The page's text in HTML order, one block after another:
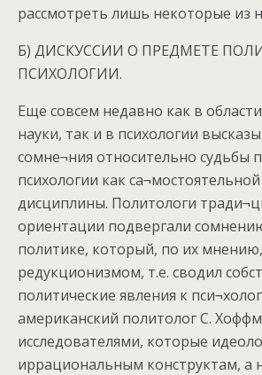
рассмотреть лишь некоторые из
Б) ДИСКУССИИ О ПРЕДМЕТЕ
ПСИХОЛОГИИ.
Еще совсем недавно как в
науки, так и в психологии
сомне¬ния относительно судьбы
психологии как
дисциплины. Политологи
ориентации подвергали
политике, который, по их
редукционизмом, т.е. сводил
политические явления к
американский политолог С.
исследователями, которые
иррациональным конструктам, а